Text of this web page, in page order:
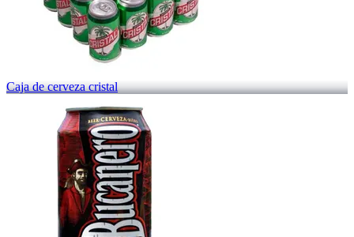
Caja de cerveza cristal